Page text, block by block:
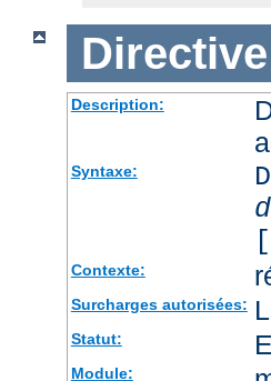
Directive
Description:
Syntaxe:
Contexte:
Surcharges autorisées:
Statut:
Module: